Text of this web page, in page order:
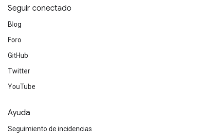
Seguir conectado
Blog
Foro
GitHub
Twitter
YouTube
Ayuda
Seguimiento de incidencias